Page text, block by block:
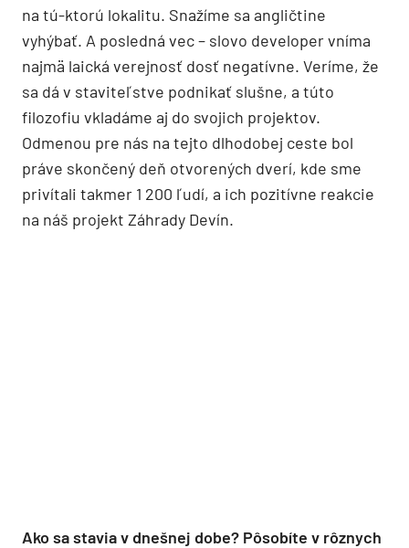
na tú-ktorú lokalitu. Snažíme sa angličtine
vyhýbať. A posledná vec – slovo developer vníma
najmä laická verejnosť dosť negatívne. Veríme, že
sa dá v staviteľstve podnikať slušne, a túto
filozofiu vkladáme aj do svojich projektov.
Odmenou pre nás na tejto dlhodobej ceste bol
práve skončený deň otvorených dverí, kde sme
privítali takmer 1 200 ľudí, a ich pozitívne reakcie
na náš projekt Záhrady Devín.
Ako sa stavia v dnešnej dobe? Pôsobíte v rôznych